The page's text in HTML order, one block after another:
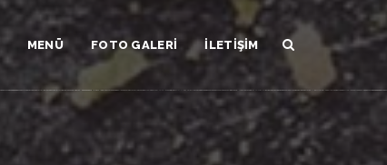
MENÜ FOTO GALERI İLETIŞIM